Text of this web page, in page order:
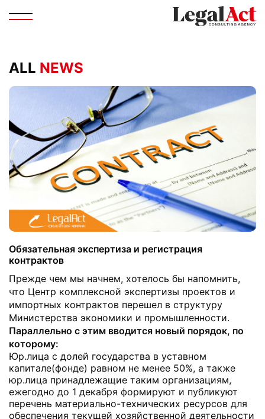
ALL NEWS
Обязательная экспертиза и регистрация
контрактов
Прежде чем мы начнем, хотелось бы напомнить,
что Центр комплексной экспертизы проектов и
импортных контрактов перешел в структуру
Министерства экономики и промышленности.
Параллельно с этим вводится новый порядок, по
которому:
Юр.лица с долей государства в уставном
капитале(фонде) равном не менее 50%, а также
юр.лица принадлежащие таким организациям,
ежегодно до 1 декабря формируют и публикуют
перечень материально-технических ресурсов для
обеспечения текущей хозяйственной деятельности